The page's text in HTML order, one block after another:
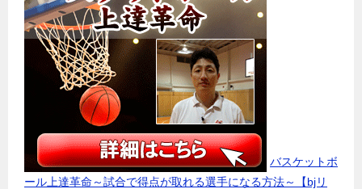
バスケットボ
ール上達革命～試合で得点が取れる選手になる方法～【bjリ